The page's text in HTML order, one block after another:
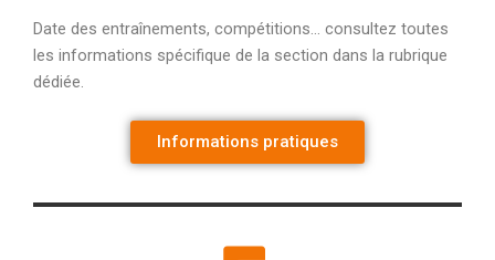
Date des entraînements, compétitions… consultez toutes
les informations spécifique de la section dans la rubrique
dédiée.
Informations pratiques